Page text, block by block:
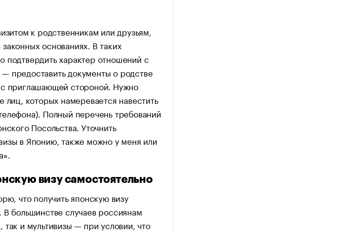
к родственникам или друзьям,
основаниях. В таких
подтвердить характер отношений с
предоставить документы о родстве
приглашающей стороной. Нужно
лиц, которых намеревается навестить
Полный перечень требований
Посольства. Уточнить
в Японию, также можно у меня или
визу самостоятельно
что получить японскую визу
В большинстве случаев россиянам
и мультивизы — при условии, что